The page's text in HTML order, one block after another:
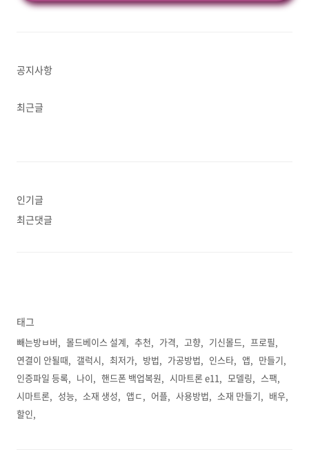
공지사항
최근글
인기글
최근댓글
태그
빼는방ㅂ버 몰드베이스 설계 추천 가격 고향 기신몰드
프로필
연결이 안될때
갤럭시 최저가 방법 가공방법 인스타 앱
만들기
인증파일 등록
나이 핸드폰 백업복원 시마트론 e11 모델링
스팩
시마트론
성능 소재 생성 앱ㄷ 어플 사용방법 소재 만들기
배우
할인